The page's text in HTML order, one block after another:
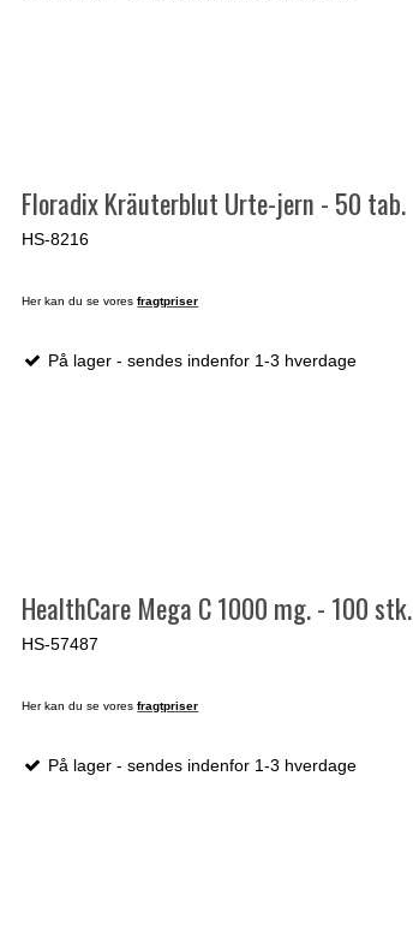
Floradix Kräuterblut Urte-jern - 50 tab.
HS-8216
Her kan du se voresfragtpriser
På lager - sendes indenfor 1-3 hverdage
HealthCare Mega C 1000 mg. - 100 stk.
HS-57487
Her kan du se voresfragtpriser
På lager - sendes indenfor 1-3 hverdage